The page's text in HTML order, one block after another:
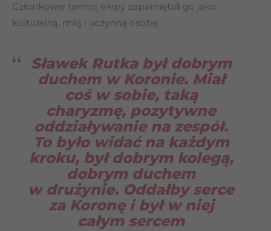
Członkowie tamtej ekipy zapamiętali go jako
kulturalną, miłą i uczynną osobę.
Sławek Rutka był dobrym
duchem w Koronie. Miał
coś w sobie, taką
charyzmę, pozytywne
oddziaływanie na zespół.
To było widać na każdym
kroku, był dobrym kolegą,
dobrym duchem
w drużynie. Oddałby serce
za Koronę i był w niej
całym sercem